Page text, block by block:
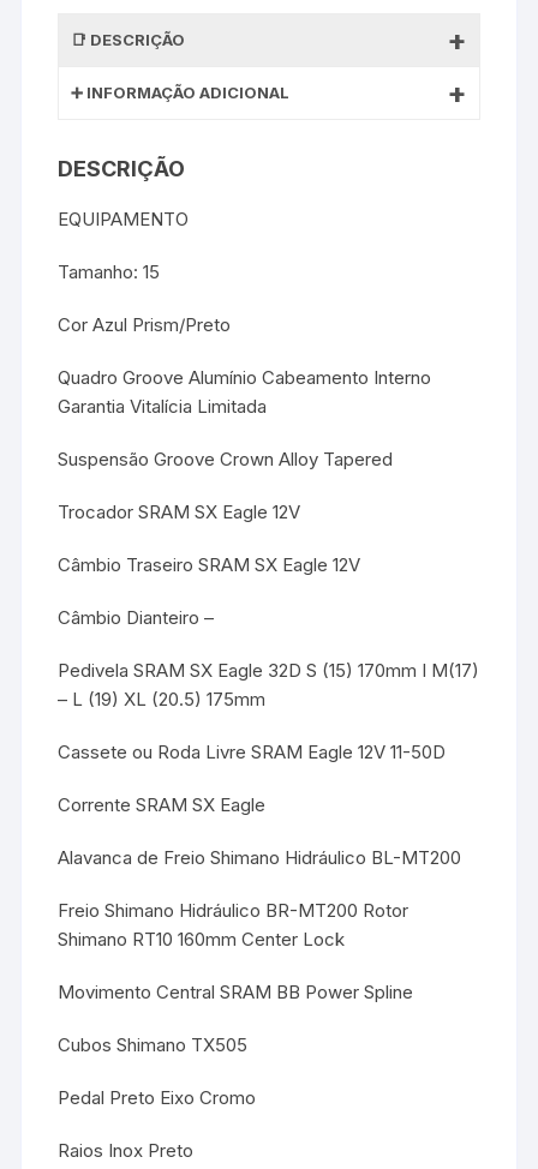
DESCRIÇÃO
INFORMAÇÃO ADICIONAL
DESCRIÇÃO
EQUIPAMENTO
Tamanho: 15
Cor Azul Prism/Preto
Quadro Groove Alumínio Cabeamento Interno
Garantia Vitalícia Limitada
Suspensão Groove Crown Alloy Tapered
Trocador SRAM SX Eagle 12V
Câmbio Traseiro SRAM SX Eagle 12V
Câmbio Dianteiro –
Pedivela SRAM SX Eagle 32D S (15) 170mm I M(17)
– L (19) XL (20.5) 175mm
Cassete ou Roda Livre SRAM Eagle 12V 11-50D
Corrente SRAM SX Eagle
Alavanca de Freio Shimano Hidráulico BL-MT200
Freio Shimano Hidráulico BR-MT200 Rotor
Shimano RT10 160mm Center Lock
Movimento Central SRAM BB Power Spline
Cubos Shimano TX505
Pedal Preto Eixo Cromo
Raios Inox Preto